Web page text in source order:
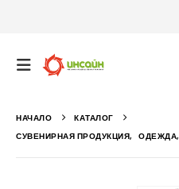
НАЧАЛО
КАТАЛОГ
СУВЕНИРНАЯ ПРОДУКЦИЯ, ОДЕЖДА,